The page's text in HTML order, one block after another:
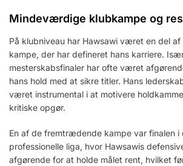
Mindeværdige klubkampe og
På klubniveau har Hawsawi været en del
kampe, der har defineret hans karriere.
mesterskabsfinaler har ofte været
hans hold med at sikre titler. Hans
været instrumental i at motivere
kritiske opgør.
En af de fremtrædende kampe var finalen i
professionelle liga, hvor Hawsawis
afgørende for at holde målet rent, hvilket